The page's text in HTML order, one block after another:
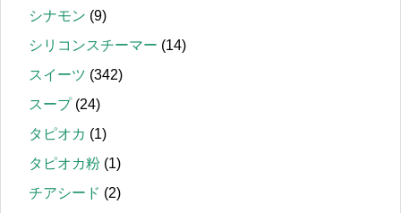
シナモン (9)
シリコンスチーマー (14)
スイーツ (342)
スープ(24)
タピオカ (1)
タピオカ粉 (1)
チアシード (2)